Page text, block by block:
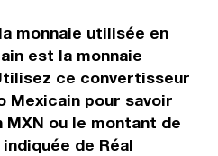
monnaie utilisée en
est la monnaie
ce convertisseur
Mexicain pour savoir
MXN ou le montant de
de Réal